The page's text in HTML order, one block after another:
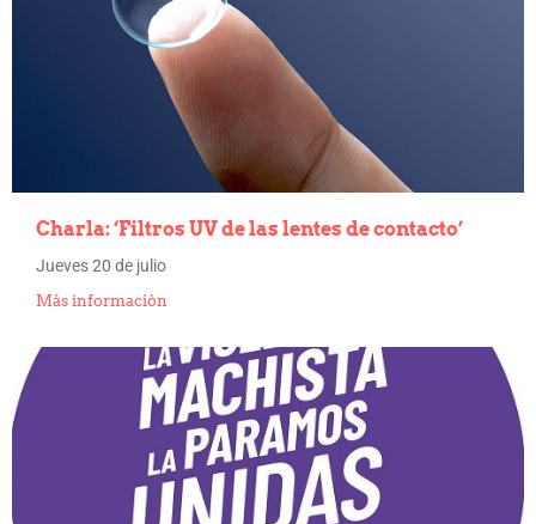
Charla: ‘Filtros UV de las lentes de contacto’
Jueves 20 de julio
Más información